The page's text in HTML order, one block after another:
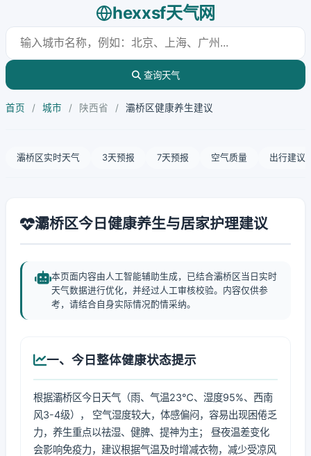
hexxsf天气网
查询天气
首页 / 城市 / 陕西省 / 灞桥区健康养生建议
灞桥区实时天气 3天预报 7天预报 空气质量 出行建议
灞桥区今日健康养生与居家护理建议
本页面内容由人工智能辅助生成，已结合灞桥区当日实时
天气数据进行优化，并经过人工审核校验。内容仅供参
考，请结合自身实际情况酌情采纳。
一、今日整体健康状态提示
根据灞桥区今日天气（雨、气温23℃、湿度95%、西南
风3-4级）， 空气湿度较大，体感偏闷，容易出现困倦乏
力，养生重点以祛湿、健脾、提神为主； 昼夜温差变化
会影响免疫力，建议根据气温及时增减衣物，减少受凉风